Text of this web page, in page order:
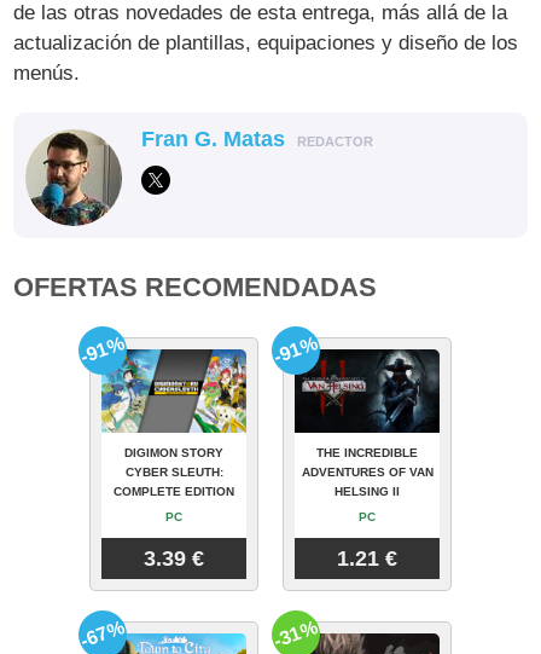
de las otras novedades de esta entrega, más allá de la
actualización de plantillas, equipaciones y diseño de los
menús.
Fran G. Matas REDACTOR
OFERTAS RECOMENDADAS
DIGIMON STORY
CYBER SLEUTH:
COMPLETE EDITION
PC
3.39 €
-91%
THE INCREDIBLE
ADVENTURES OF VAN
HELSING II
PC
1.21 €
-91%
-67% -31%